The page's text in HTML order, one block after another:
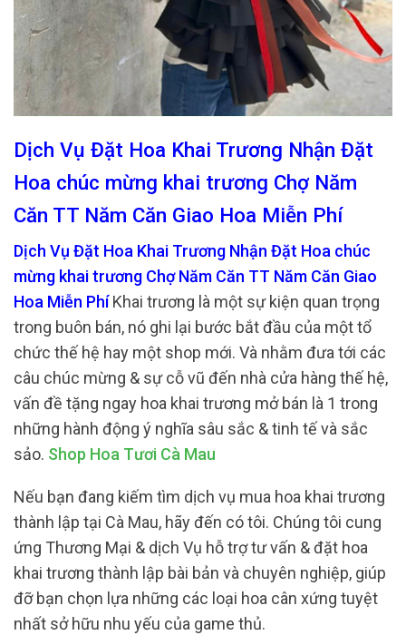
Dịch Vụ Đặt Hoa Khai Trương Nhận Đặt
Hoa chúc mừng khai trương Chợ Năm
Căn TT Năm Căn Giao Hoa Miễn Phí
Dịch Vụ Đặt Hoa Khai Trương Nhận Đặt Hoa chúc
mừng khai trương Chợ Năm Căn TT Năm Căn Giao
Hoa Miễn PhíKhai trương là một sự kiện quan trọng
trong buôn bán, nó ghi lại bước bắt đầu của một tổ
chức thế hệ hay một shop mới. Và nhằm đưa tới các
câu chúc mừng & sự cỗ vũ đến nhà cửa hàng thế hệ,
vấn đề tặng ngay hoa khai trương mở bán là 1 trong
những hành động ý nghĩa sâu sắc & tinh tế và sắc
sảo. Shop Hoa Tươi Cà Mau
Nếu bạn đang kiếm tìm dịch vụ mua hoa khai trương
thành lập tại Cà Mau, hãy đến có tôi. Chúng tôi cung
ứng Thương Mại & dịch Vụ hỗ trợ tư vấn & đặt hoa
khai trương thành lập bài bản và chuyên nghiệp, giúp
đỡ bạn chọn lựa những các loại hoa cân xứng tuyệt
nhất sở hữu nhu yếu của game thủ.